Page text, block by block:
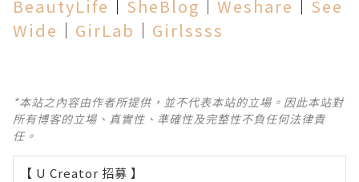
BeautyLife │ SheBlog │ Weshare │ See
Wide │ GirLab │ Girlssss
*本站之內容由作者所提供，並不代表本站的立場。因此本站對
所有博客的立場、真實性、準確性及完整性不負任何法律責
任。
【 U Creator 招募 】